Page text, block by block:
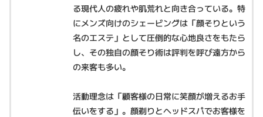
る現代人の疲れや肌荒れと向き合っている。特
にメンズ向けのシェービングは「顔そりという
名のエステ」として圧倒的な心地良さをもたら
し、その独自の顔そり術は評判を呼び遠方から
の来客も多い。
活動理念は「顧客様の日常に笑顔が増えるお手
伝いをする」。顔剃りとヘッドスパでお客様を